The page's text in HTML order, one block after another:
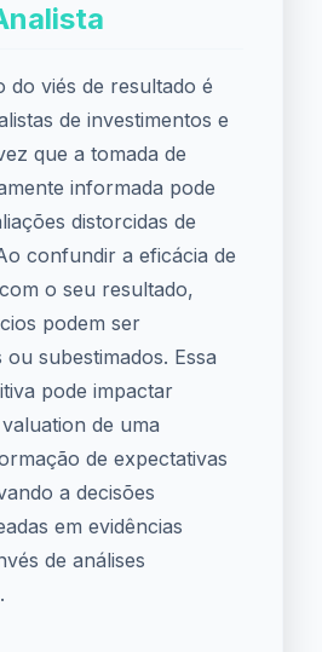
do viés de resultado é
de investimentos e
que a tomada de
informada pode
distorcidas de
confundir a eficácia de
o seu resultado,
podem ser
subestimados. Essa
pode impactar
de uma
de expectativas
a decisões
em evidências
de análises